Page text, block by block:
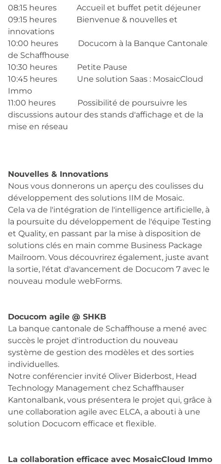
08:15 heures Accueil et buffet petit déjeuner
09:15 heures Bienvenue & nouvelles et
innovations
10:00 heures Docucom à la Banque Cantonale
de Schaffhouse
10:30 heures Petite Pause
10:45 heures Une solution Saas : MosaicCloud
Immo
11:00 heures Possibilité de poursuivre les
discussions autour des stands d'affichage et de la
mise en réseau
Nouvelles & Innovations
Nous vous donnerons un aperçu des coulisses du
développement des solutions IIM de Mosaic.
Cela va de l'intégration de l'intelligence artificielle, à
la poursuite du développement de l'équipe Testing
et Quality, en passant par la mise à disposition de
solutions clés en main comme Business Package
Mailroom. Vous découvrirez également, juste avant
la sortie, l'état d'avancement de Docucom 7 avec le
nouveau module webForms.
Docucom agile @ SHKB
La banque cantonale de Schaffhouse a mené avec
succès le projet d'introduction du nouveau
système de gestion des modèles et des sorties
individuelles.
Notre conférencier invité Oliver Biderbost, Head
Technology Management chez Schaffhauser
Kantonalbank, vous présentera le projet qui, grâce à
une collaboration agile avec ELCA, a abouti à une
solution Docucom efficace et flexible.
La collaboration efficace avec MosaicCloud Immo